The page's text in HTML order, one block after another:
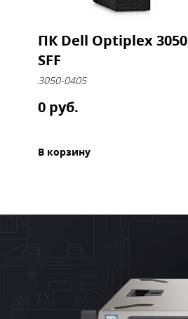
ПК Dell Optiplex 3050
SFF
3050-0405
0 руб.
В корзину